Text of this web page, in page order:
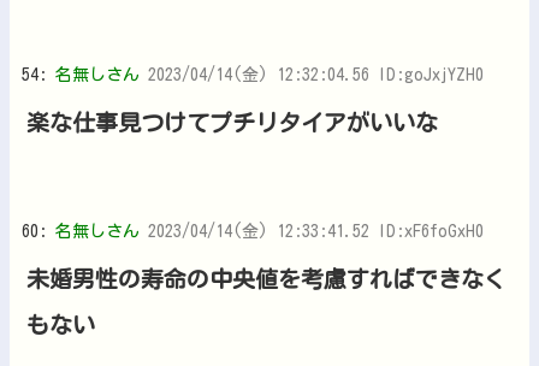
54: 名無しさん 2023/04/14(金) 12:32:04.56 ID:goJxjYZH0
楽な仕事見つけてプチリタイアがいいな
60: 名無しさん 2023/04/14(金) 12:33:41.52 ID:xF6foGxH0
未婚男性の寿命の中央値を考慮すればできなく
もない